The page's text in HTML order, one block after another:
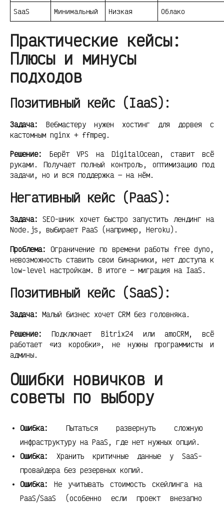
SaaS Минимальный Низкая Облако
Практические кейсы:
Плюсы и минусы
подходов
Позитивный кейс (IaaS):
Задача:
Вебмастеру нужен хостинг для дорвея с
кастомным nginx + ffmpeg.
Решение:
Берёт VPS на DigitalOcean, ставит всё
руками. Получает полный контроль, оптимизацию под
задачи, но и вся поддержка — на нём.
Негативный кейс (PaaS):
Задача: SEO-шник хочет быстро запустить лендинг на
Node.js, выбирает PaaS (например, Heroku).
Проблема: Ограничение по времени работы free dyno,
невозможность ставить свои бинарники, нет доступа к
low-level настройкам. В итоге — миграция на IaaS.
Позитивный кейс (SaaS):
Задача: Малый бизнес хочет CRM без головняка.
Решение:
Подключает Bitrix24 или amoCRM, всё
работает «из коробки», не нужны программисты и
админы.
Ошибки новичков и
советы по выбору
Ошибка:
Пытаться развернуть сложную
инфраструктуру на PaaS, где нет нужных опций.
Ошибка:
Хранить критичные данные у SaaS-
провайдера без резервных копий.
Ошибка:
Не учитывать стоимость скейлинга на
PaaS/SaaS (особенно если проект внезапно